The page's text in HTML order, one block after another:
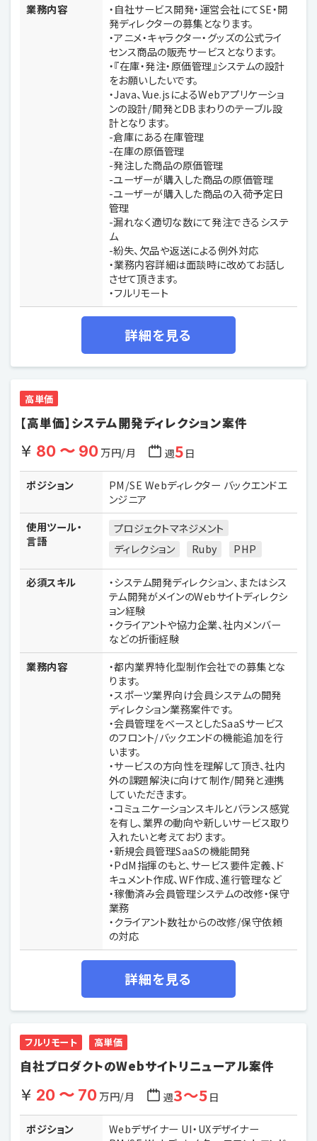
業務内容
・自社サービス開発・運営会社にてSE・開
発ディレクターの募集となります。
・アニメ・キャラクター・グッズの公式ライ
センス商品の販売サービスとなります。
・『在庫・発注・原価管理』システムの設計
をお願いしたいです。
・Java、Vue.jsによるWebアプリケーショ
ンの設計/開発とDBまわりのテーブル設
計となります。
-倉庫にある在庫管理
-在庫の原価管理
-発注した商品の原価管理
-ユーザーが購入した商品の原価管理
-ユーザーが購入した商品の入荷予定日
管理
-漏れなく適切な数にて発注できるシステ
ム
-紛失、欠品や返送による例外対応
・業務内容詳細は面談時に改めてお話し
させて頂きます。
・フルリモート
詳細を見る
高単価
【高単価】システム開発ディレクション案件
80 〜 90万円/月 週5日
ポジション
PM/SE Webディレクター バックエンドエ
ンジニア
使用ツール・
言語
プロジェクトマネジメント
ディレクション
Ruby PHP
必須スキル
・システム開発ディレクション、またはシス
テム開発がメインのWebサイトディレクシ
ョン経験
・クライアントや協力企業、社内メンバー
などの折衝経験
業務内容
・都内業界特化型制作会社での募集とな
ります。
・スポーツ業界向け会員システムの開発
ディレクション業務案件です。
・会員管理をベースとしたSaaSサービス
のフロント/バックエンドの機能追加を行
います。
・サービスの方向性を理解して頂き、社内
外の課題解決に向けて制作/開発と連携
していただきます。
・コミュニケーションスキルとバランス感覚
を有し、業界の動向や新しいサービス取り
入れたいと考えております。
・新規会員管理SaaSの機能開発
・PdM指揮のもと、サービス要件定義、ド
キュメント作成、WF作成、進行管理など
・稼働済み会員管理システムの改修・保守
業務
・クライアント数社からの改修/保守依頼
の対応
詳細を見る
フルリモート 高単価
自社プロダクトのWebサイトリニューアル案件
20 〜 70万円/月 週3〜5日
ポジション
Webデザイナー UI・UXデザイナー